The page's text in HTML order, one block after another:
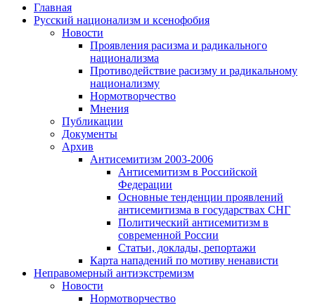
Главная
Русский национализм и ксенофобия
Новости
Проявления расизма и радикального
национализма
Противодействие расизму и радикальному
национализму
Нормотворчество
Мнения
Публикации
Документы
Архив
Антисемитизм 2003-2006
Антисемитизм в Российской
Федерации
Основные тенденции проявлений
антисемитизма в государствах СНГ
Политический антисемитизм в
современной России
Статьи, доклады, репортажи
Карта нападений по мотиву ненависти
Неправомерный антиэкстремизм
Новости
Нормотворчество